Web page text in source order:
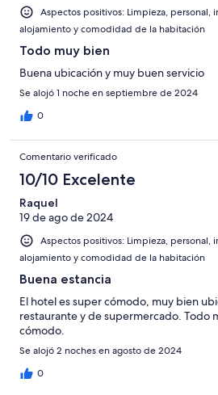
MediocreAspectos positivos: Limpieza, personal,
alojamiento y comodidad de la habitación
Todo muy bien
Buena ubicación y muy buen servicio
Se alojó 1 noche en septiembre de 2024
0
Comentario verificado
10/10 Excelente
Raquel
19 de ago de 2024
Aspectos positivos: Limpieza, personal,
alojamiento y comodidad de la habitación
Buena estancia
El hotel es super cómodo, muy bien
restaurante y de supermercado. Todo
cómodo.
Se alojó 2 noches en agosto de 2024
0